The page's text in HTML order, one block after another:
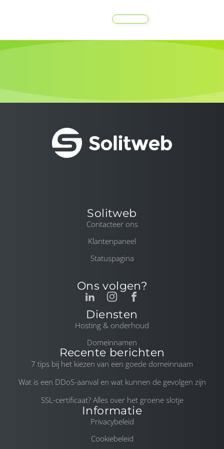
MENU
Solitweb
Contacteer ons
Klantenpaneel
Statuspagina
Ons volgen?
Diensten
Hosting & onderhoud
Domeinnamen
Recente berichten
7 tips bij het kiezen van een goede domeinnaam
Wat is een DDoS-aanval en wat kunnen de gevolgen zijn
SSL-certificaat? Alles over het groene slotje
Informatie
Privacybeleid
Cookiebeleid